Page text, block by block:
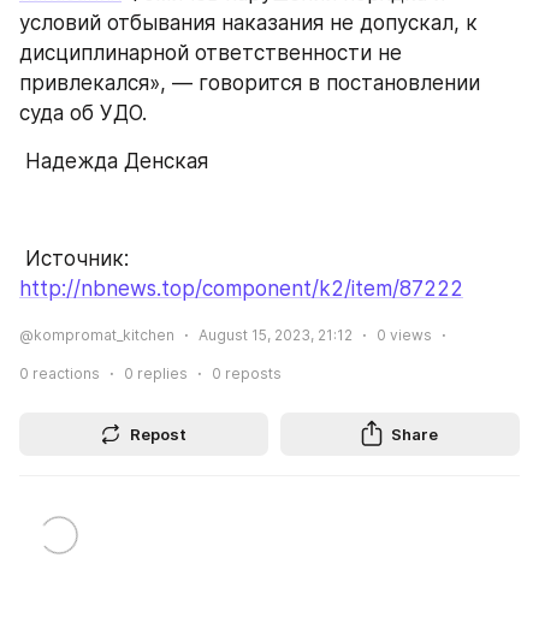
условий отбывания наказания не допускал, к
дисциплинарной ответственности не
привлекался», — говорится в постановлении
суда об УДО.
Надежда Денская
http://nbnews.top/component/k2/item/87222
@kompromat_kitchen August 15, 2023, 21:12 0 views
0 reactions 0 replies 0 reposts
Repost Share